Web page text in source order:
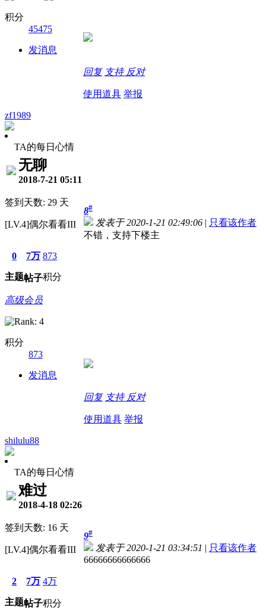
积分
45475
发消息
回复 支持 反对
使用道具 举报
zf1989
TA的每日心情
无聊
2018-7-21 05:11
签到天数: 29 天
[LV.4]偶尔看看III
0
主题
7万
帖子
873
积分
高级会员
积分
873
发消息
8#
发表于 2020-1-21 02:49:06 | 只看该作者
不错，支持下楼主
回复 支持 反对
使用道具 举报
shilulu88
TA的每日心情
难过
2018-4-18 02:26
签到天数: 16 天
[LV.4]偶尔看看III
2
主题
7万
帖子
4万
积分
9#
发表于 2020-1-21 03:34:51 | 只看该作者
66666666666666